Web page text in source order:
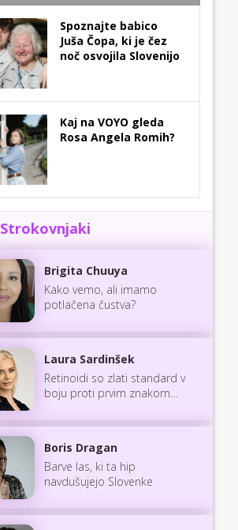
Spoznajte babico
Juša Čopa, ki je čez
noč osvojila Slovenijo
Kaj na VOYO gleda
Rosa Angela Romih?
Strokovnjaki
Brigita Chuuya
Kako vemo, ali imamo
potlačena čustva?
Laura Sardinšek
Retinoidi so zlati standard v
boju proti prvim znakom
Boris Dragan
Barve las, ki ta hip
navdušujejo Slovenke